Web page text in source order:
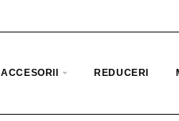
ACCESORII REDUCERI